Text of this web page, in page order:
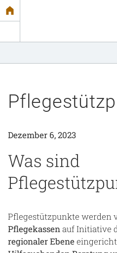
Link
Startseite
Startseite
Themen
Blog
Praktikafinder
Dezember 6, 2023
Was sind
Pflegestützpunkte werden
Pflegekassenauf Initiative
regionaler Ebene